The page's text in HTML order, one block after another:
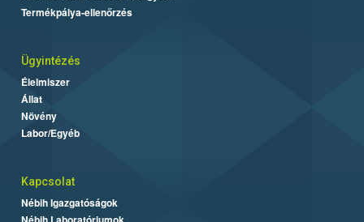
Termékpálya-ellenőrzés
Ügyintézés
Élelmiszer
Állat
Növény
Labor/Egyéb
Kapcsolat
Nébih Igazgatóságok